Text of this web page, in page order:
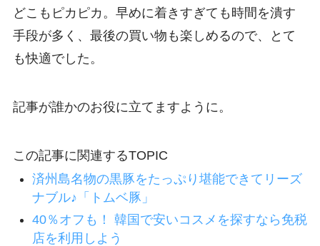
どこもピカピカ。早めに着きすぎても時間を潰す
手段が多く、最後の買い物も楽しめるので、とて
も快適でした。
記事が誰かのお役に立てますように。
この記事に関連するTOPIC
済州島名物の黒豚をたっぷり堪能できてリーズ
ナブル♪「トムベ豚」
40％オフも！ 韓国で安いコスメを探すなら免税
店を利用しよう